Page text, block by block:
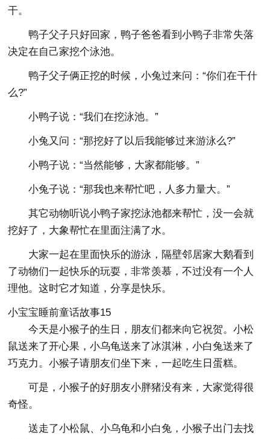
干。
鸭子父子只好回家，鸭子爸爸看到小鸭子非常失落
决定在自己家挖个泳池。
鸭子父子俩正挖的时候，小兔过来问：“你们在干什
么?”
小鸭子说：“我们在挖泳池。”
小兔又问：“那挖好了以后我能够过来游泳么?”
小鸭子说：“当然能够，大家都能够。”
小兔子说：“那我也来帮忙吧，人多力量大。”
其它动物听说小鸭子家挖泳池都来帮忙，没一会就
挖好了，大象帮忙在里面注满了水。
大家一起在里面快乐的游泳，隔壁邻居家大鹅看到
了动物们一起快乐的玩耍，非常羡慕，不过没有一个人
理他。这时它才知道，分享是快乐。
小宝宝睡前童话故事15
今天是小猴子的生日，朋友们都来向它祝贺。小松
鼠送来了开心果，小乌龟送来了冰淇淋，小白兔送来了
巧克力。小猴子请朋友们坐下来，一起吃生日蛋糕。
可是，小猴子的好朋友小胖猪没有来，大家觉得很
奇怪。
送走了小松鼠、小乌龟和小白兔，小猴子出门去找